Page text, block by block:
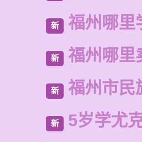
新 福州哪里
新 福州哪里
新 福州市民
新 5岁学尤